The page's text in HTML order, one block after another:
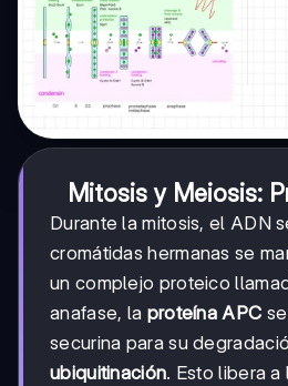
Mitosis y Meiosis:
Durante la mitosis, el ADN
cromátidas hermanas se
un complejo proteico
anafase, la proteína APC
securina para su
ubiquitinación. Esto libera a